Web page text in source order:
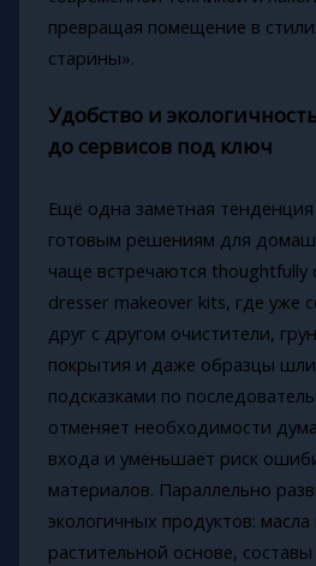
превращая помещение в
старины».
Удобство и
до сервисов под ключ
Ещё одна заметная
готовым решениям для
чаще встречаются thoughtfully
dresser makeover kits, где уже
друг с другом очистители,
покрытия и даже образцы
подсказками по
отменяет необходимости
входа и уменьшает риск
материалов. Параллельно
экологичных продуктов: масла
растительной основе,